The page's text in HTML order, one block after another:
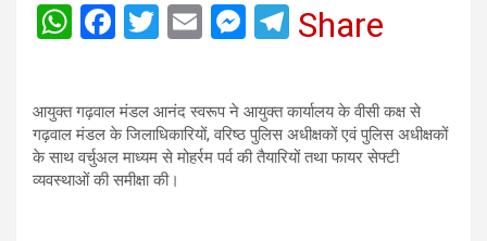
W
s
A
p
F
b
o
o
T
er
E
ail
M
n
g
T
gr
a
Share
आयुक्त गढ़वाल मंडल आनंद स्वरूप ने आयुक्त कार्यालय के वीसी कक्ष से
गढ़वाल मंडल के जिलाधिकारियों, वरिष्ठ पुलिस अधीक्षकों एवं पुलिस अधीक्षकों
के साथ वर्चुअल माध्यम से मोहर्रम पर्व की तैयारियों तथा फायर सेफ्टी
व्यवस्थाओं की समीक्षा की।